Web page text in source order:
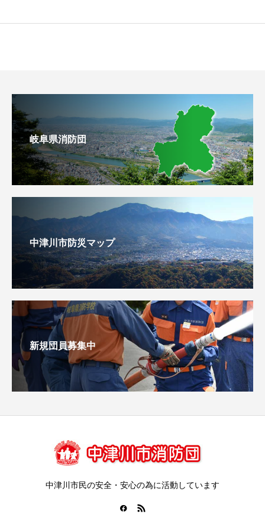
岐阜県消防団
中津川市防災マップ
新規団員募集中
中津川市民の安全・安心の為に活動しています